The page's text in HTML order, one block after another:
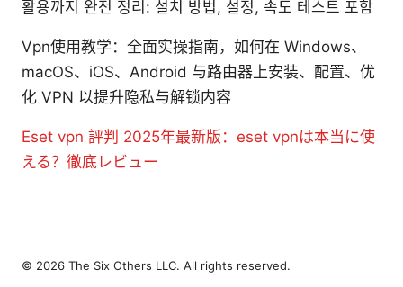
활용까지 완전 정리: 설치 방법, 설정, 속도 테스트 포함
Vpn使用教学：全面实操指南，如何在 Windows、
macOS、iOS、Android 与路由器上安装、配置、优
化 VPN 以提升隐私与解锁内容
Eset vpn 評判 2025年最新版：eset vpnは本当に使
える？徹底レビュー
© 2026 The Six Others LLC. All rights reserved.